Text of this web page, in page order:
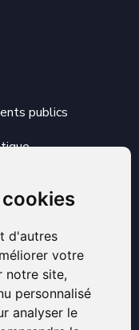
d'autres
votre
notre site,
personnalisé
analyser le
publics